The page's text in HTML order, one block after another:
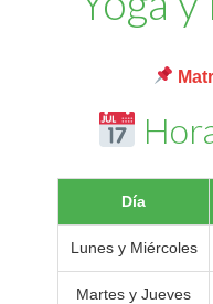
Día
Lunes y Miércoles
Martes y Jueves